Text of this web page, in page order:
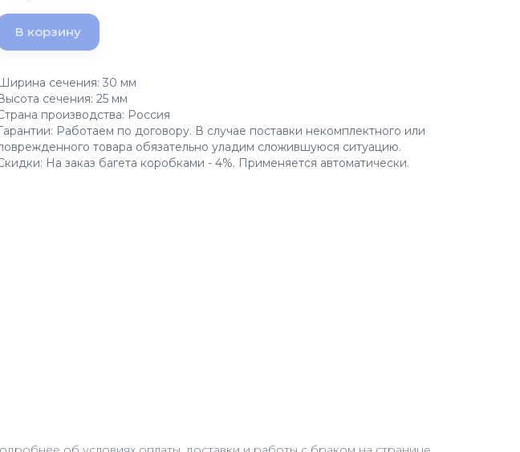
В корзину
сечения: 30 мм
сечения: 25 мм
производства: Россия
Работаем по договору. В случае поставки некомплектного или
товара обязательно уладим сложившуюся ситуацию.
На заказ багета коробками - 4%. Применяется автоматически.